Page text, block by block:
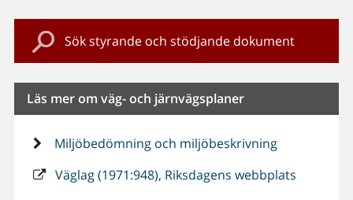
Sök styrande och stödjande dokument
Läs mer om väg- och järnvägsplaner
Miljöbedömning och miljöbeskrivning
Väglag (1971:948), Riksdagens webbplats